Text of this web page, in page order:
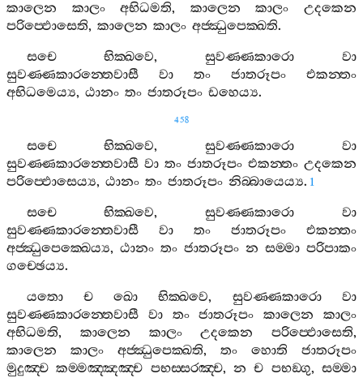
කාලෙන
කාලං අභිධමති, කාලෙන කාලං
උදකෙන
පරිප‍්ඵොසෙති, කාලෙන කාලං අජ‍්ඣුපෙක‍්ඛති.
සචෙ
භික‍්ඛවෙ,සුවණ‍්ණකාරො
වා
සුවණ‍්ණකාරන‍්තෙවාසී
වා තං ජාතරූපං
එකන‍්තං
අභිධමෙය්‍ය, ඨානං තං ජාතරූපං ඩහෙය්‍ය.
458
සචෙ භික‍්ඛවෙ,සුවණ‍්ණකාරො
වා
සුවණ‍්ණකාරන‍්තෙවාසී වා තං ජාතරූපං එකන‍්තං උදකෙන
පරිප‍්ඵොසෙය්‍ය, ඨානං තං ජාතරූපං නිබ‍්බායෙය්‍ය. 1
සචෙ භික‍්ඛවෙ,සුවණ‍්ණකාරො
වා
සුවණ‍්ණකාරන‍්තෙවාසී
වා තං ජාතරූපං
එකන‍්තං
අජ‍්ඣුපෙක‍්ඛෙය්‍ය, ඨානං තං ජාතරූපං න සම‍්මා පරිපාකං
ගච‍්ඡෙය්‍ය.
යතො
ච ඛො භික‍්ඛවෙ, සුවණ‍්ණකාරො
වා
සුවණ‍්ණකාරන‍්තෙවාසී
වා තං ජාතරූපං කාලෙන
කාලං
අභිධමති, කාලෙන කාලං උදකෙන පරිප‍්ඵොසෙති,
කාලෙන
කාලං අජ‍්ඣුපෙක‍්ඛති, තං හොති
ජාතරූපං
මුදුඤ‍්ච කම‍්මඤ‍්ඤඤ‍්ච පභස‍්සරඤ‍්ච,න ච පභඞ‍්ගු,සම‍්මා